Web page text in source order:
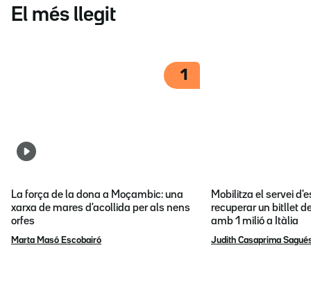
El més llegit
1
La força de la dona a Moçambic: una
xarxa de mares d'acollida per als nens
orfes
Marta Masó Escobairó
Mobilitza el servei
recuperar un bitllet
amb 1 milió a Itàlia
Judith Casaprima